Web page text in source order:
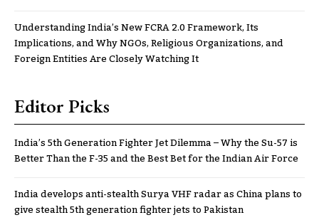
Understanding India’s New FCRA 2.0 Framework, Its
Implications, and Why NGOs, Religious Organizations, and
Foreign Entities Are Closely Watching It
Editor Picks
India’s 5th Generation Fighter Jet Dilemma – Why the Su-57 is
Better Than the F-35 and the Best Bet for the Indian Air Force
India develops anti-stealth Surya VHF radar as China plans to
give stealth 5th generation fighter jets to Pakistan